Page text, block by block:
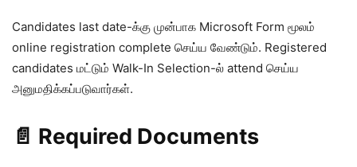
Candidates last date-க்கு முன்பாக Microsoft Form மூலம்
online registration complete செய்ய வேண்டும். Registered
candidates மட்டும் Walk-In Selection-ல் attend செய்ய
அனுமதிக்கப்படுவார்கள்.
📄 Required Documents